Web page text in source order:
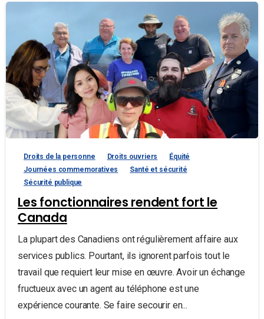
Droits de la personne Droits ouvriers
Équité
Journées commemoratives
Santé et sécurité
Sécurité publique
Les fonctionnaires rendent fort le
Canada
La plupart des Canadiens ont régulièrement affaire aux
services publics. Pourtant, ils ignorent parfois tout le
travail que requiert leur mise en œuvre. Avoir un échange
fructueux avec un agent au téléphone est une
expérience courante. Se faire secourir en...